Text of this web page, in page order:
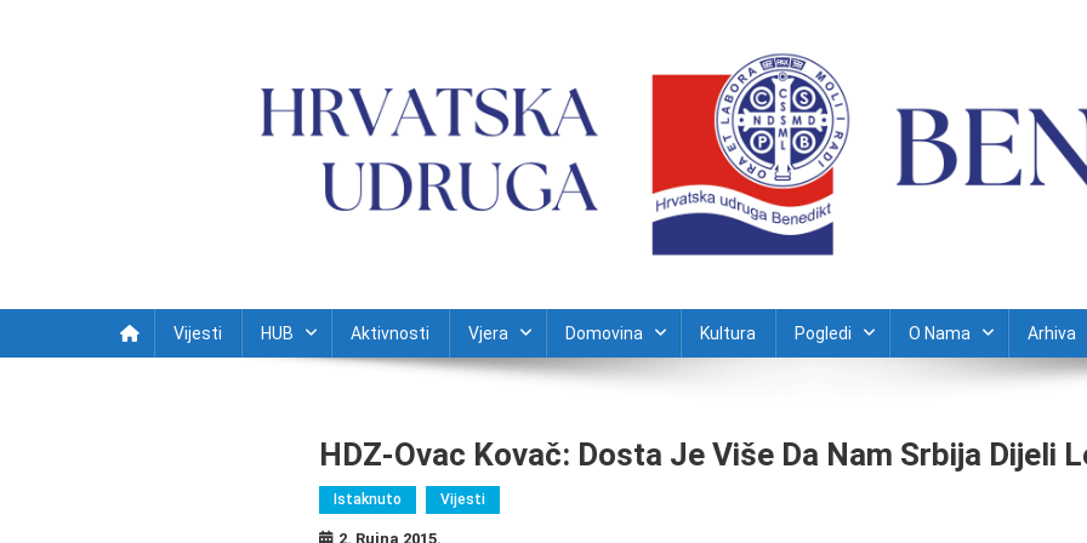
Vijesti HUB Aktivnosti Vjera Domovina Kultura Pogledi O Nama Arhiva
HDZ-Ovac Kovač: Dosta Je Više Da Nam Srbija Dijeli
Istaknuto Vijesti
2. Rujna 2015.